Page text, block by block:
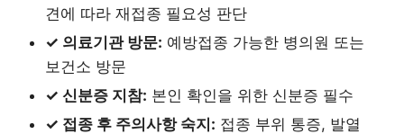
견에 따라 재접종 필요성 판단
✓ 의료기관 방문: 예방접종 가능한 병의원 또는
보건소 방문
✓ 신분증 지참: 본인 확인을 위한 신분증 필수
✓ 접종 후 주의사항 숙지: 접종 부위 통증, 발열